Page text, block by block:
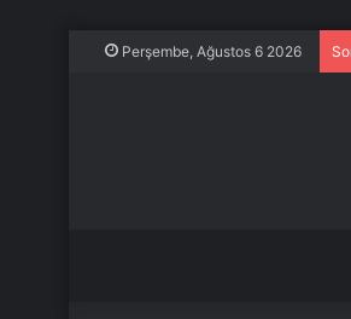
Perşembe, Ağustos 6 2026